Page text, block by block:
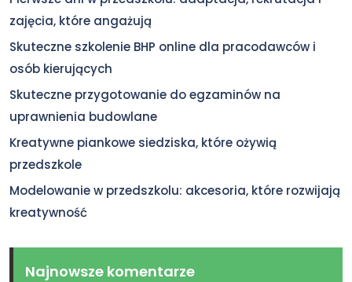
zajęcia, które angażują
Skuteczne szkolenie BHP online dla pracodawców i
osób kierujących
Skuteczne przygotowanie do egzaminów na
uprawnienia budowlane
Kreatywne piankowe siedziska, które ożywią
przedszkole
Modelowanie w przedszkolu: akcesoria, które rozwijają
kreatywność
Najnowsze komentarze